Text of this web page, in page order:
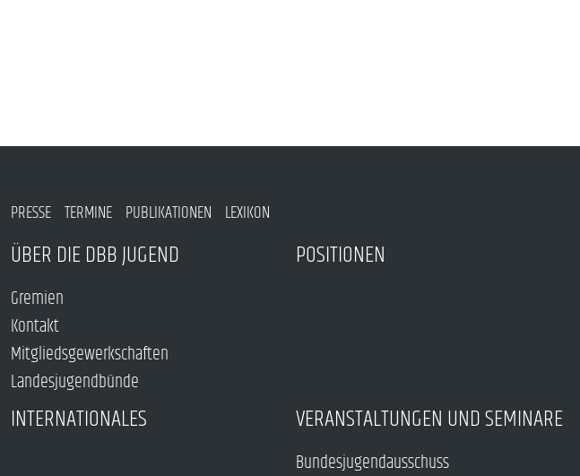
PRESSE TERMINE PUBLIKATIONEN LEXIKON
ÜBER DIE DBB JUGEND
Gremien
Kontakt
Mitgliedsgewerkschaften
Landesjugendbünde
POSITIONEN
INTERNATIONALES VERANSTALTUNGEN UND SEMINARE
Bundesjugendausschuss